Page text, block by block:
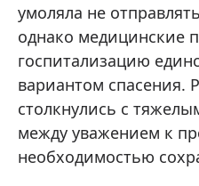
умоляла не
однако медицинские
госпитализацию
вариантом спасения.
столкнулись с
между уважением к
необходимостью